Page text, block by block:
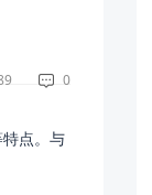
0
点。与